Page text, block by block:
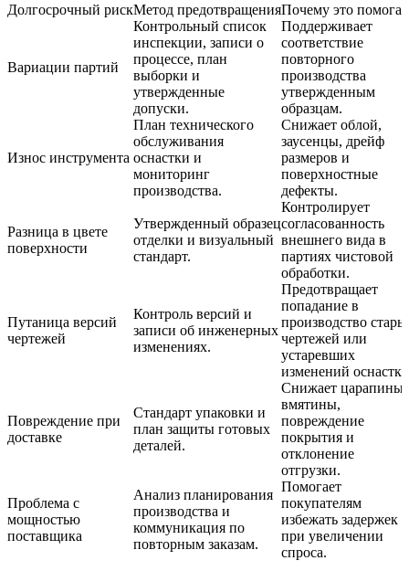
Долгосрочный рискМетод предотвращенияПочему это
Вариации партий
Контрольный список
инспекции, записи о
процессе, план
выборки и
утвержденные
допуски.
Поддерживает
соответствие
повторного
производства
утвержденным
образцам.
Износ инструмента
План технического
обслуживания
оснастки и
мониторинг
производства.
Снижает облой,
заусенцы, дрейф
размеров и
поверхностные
дефекты.
Разница в цвете
поверхности
Утвержденный образец
отделки и визуальный
стандарт.
Контролирует
согласованность
внешнего вида в
партиях чистовой
обработки.
Путаница версий
чертежей
Контроль версий и
записи об инженерных
изменениях.
Предотвращает
попадание в
производство
чертежей или
устаревших
изменений
Повреждение при
доставке
Стандарт упаковки и
план защиты готовых
деталей.
Снижает царапины,
вмятины,
повреждение
покрытия и
отклонение
отгрузки.
Проблема с
мощностью
поставщика
Анализ планирования
производства и
коммуникация по
повторным заказам.
Помогает
покупателям
избежать задержек
при увеличении
спроса.